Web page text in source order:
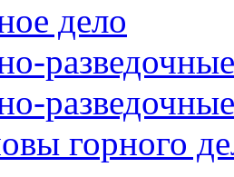
дело
горного